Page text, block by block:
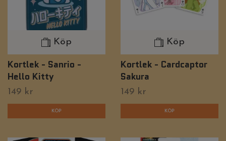
Köp
Kortlek - Sanrio -
Hello Kitty
149 kr
Köp
Kortlek - Cardcaptor
Sakura
149 kr